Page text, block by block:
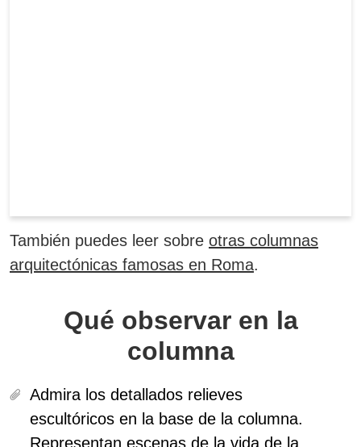
También puedes leer sobre otras columnas
arquitectónicas famosas en Roma.
Qué observar en la
columna
Admira los detallados relieves
escultóricos en la base de la columna.
Representan escenas de la vida de la